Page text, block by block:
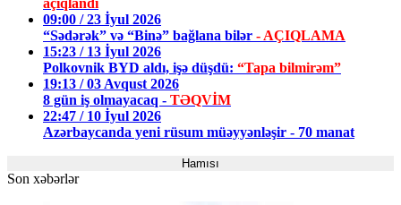
09:00 / 23 İyul 2026
“Sədərək” və “Binə” bağlana bilər - AÇIQLAMA
15:23 / 13 İyul 2026
Polkovnik BYD aldı, işə düşdü: “Tapa bilmirəm”
19:13 / 03 Avqust 2026
8 gün iş olmayacaq - TƏQVİM
22:47 / 10 İyul 2026
Azərbaycanda yeni rüsum müəyyənləşir - 70 manat
Hamısı
Son xəbərlər